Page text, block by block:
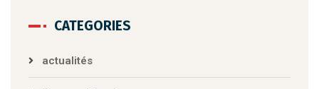
CATEGORIES
actualités